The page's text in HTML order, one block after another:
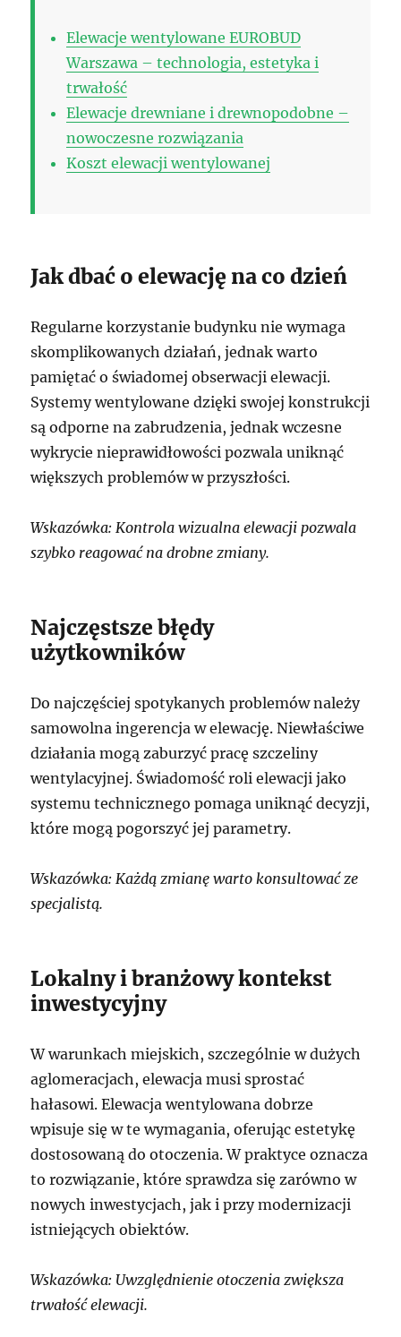
Elewacje wentylowane EUROBUD
Warszawa – technologia, estetyka i
trwałość
Elewacje drewniane i drewnopodobne –
nowoczesne rozwiązania
Koszt elewacji wentylowanej
Jak dbać o elewację na co dzień
Regularne korzystanie budynku nie wymaga
skomplikowanych działań, jednak warto
pamiętać o świadomej obserwacji elewacji.
Systemy wentylowane dzięki swojej konstrukcji
są odporne na zabrudzenia, jednak wczesne
wykrycie nieprawidłowości pozwala uniknąć
większych problemów w przyszłości.
Wskazówka: Kontrola wizualna elewacji pozwala
szybko reagować na drobne zmiany.
Najczęstsze błędy
użytkowników
Do najczęściej spotykanych problemów należy
samowolna ingerencja w elewację. Niewłaściwe
działania mogą zaburzyć pracę szczeliny
wentylacyjnej. Świadomość roli elewacji jako
systemu technicznego pomaga uniknąć decyzji,
które mogą pogorszyć jej parametry.
Wskazówka: Każdą zmianę warto konsultować ze
specjalistą.
Lokalny i branżowy kontekst
inwestycyjny
W warunkach miejskich, szczególnie w dużych
aglomeracjach, elewacja musi sprostać
hałasowi. Elewacja wentylowana dobrze
wpisuje się w te wymagania, oferując estetykę
dostosowaną do otoczenia. W praktyce oznacza
to rozwiązanie, które sprawdza się zarówno w
nowych inwestycjach, jak i przy modernizacji
istniejących obiektów.
Wskazówka: Uwzględnienie otoczenia zwiększa
trwałość elewacji.